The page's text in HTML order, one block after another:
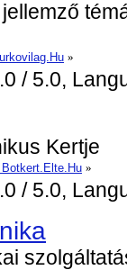
»
/ 5.0,
Kertje
»
/ 5.0,